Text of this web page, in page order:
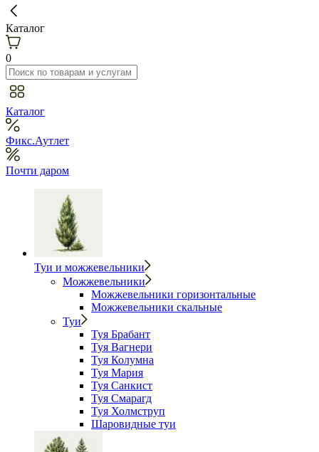
Каталог
0
Каталог
Фикс.Аутлет
Почти даром
Туи и можжевельники
Можжевельники
Можжевельники горизонтальные
Можжевельники скальные
Туи
Туя Брабант
Туя Вагнери
Туя Колумна
Туя Мария
Туя Санкист
Туя Смарагд
Туя Холмструп
Шаровидные туи